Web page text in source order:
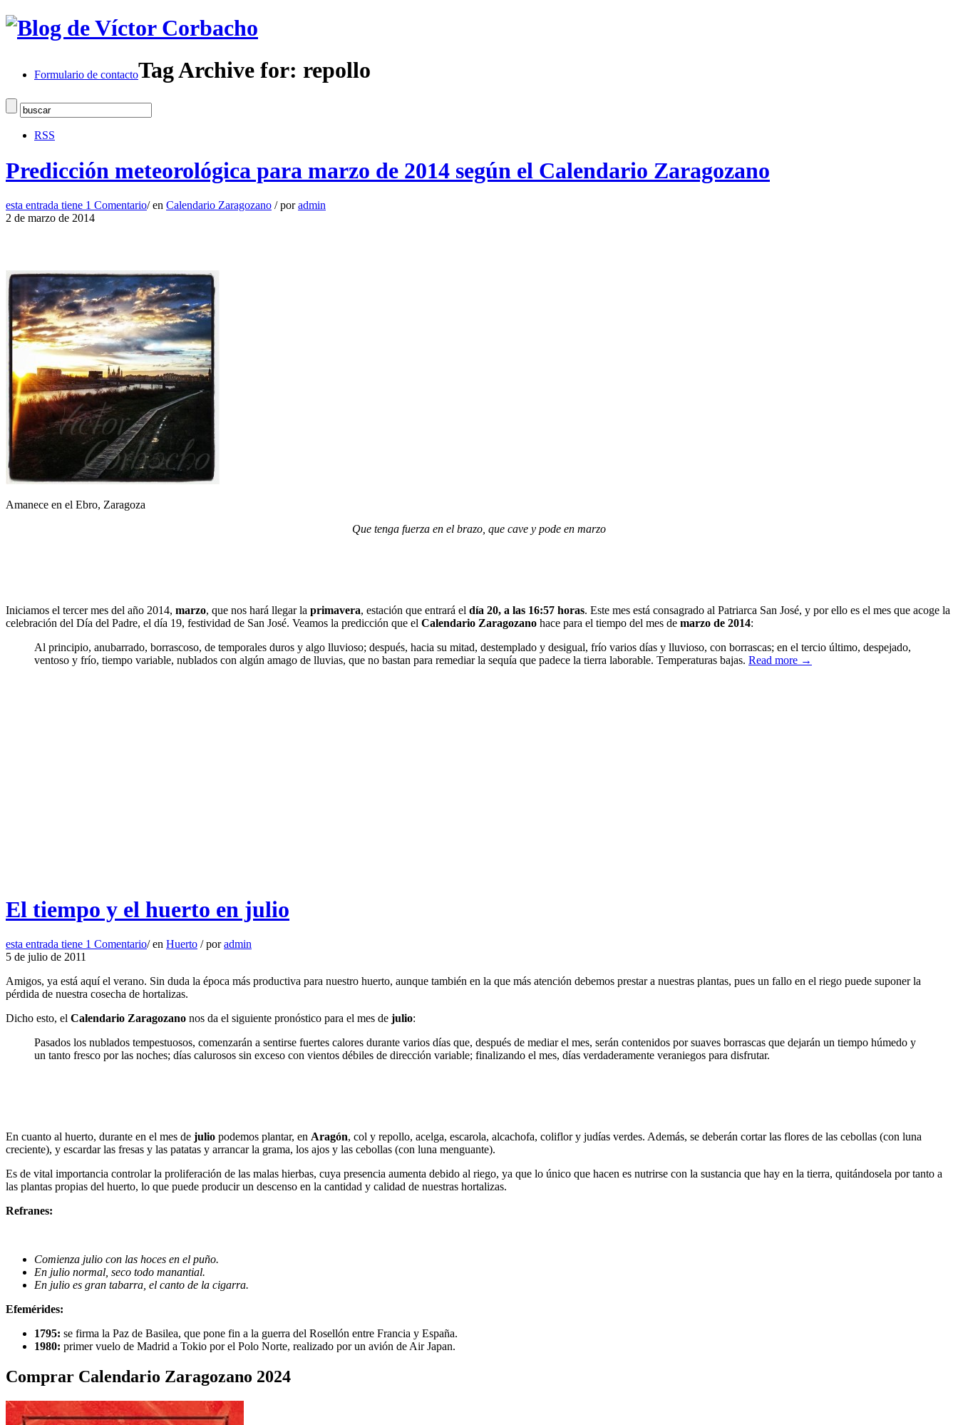
Formulario de contactoTag Archive for: repollo
RSS
Predicción meteorológica para marzo de 2014 según el Calendario Zaragozano
esta entrada tiene 1 Comentario/ en Calendario Zaragozano / poradmin
2 de marzo de 2014
Amanece en el Ebro, Zaragoza
Que tenga fuerza en el brazo, que cave y pode en marzo
Iniciamos el tercer mes del año 2014, marzo, que nos hará llegar la primavera, estación que entrará el día 20, a las 16:57 horas. Este mes está consagrado al Patriarca San José, y por ello es el mes que acoge la
celebración del Día del Padre, el día 19, festividad de San José. Veamos la predicción que el Calendario Zaragozano hace para el tiempo del mes de marzo de 2014:
Al principio, anubarrado, borrascoso, de temporales duros y algo lluvioso; después, hacia su mitad, destemplado y desigual, frío varios días y lluvioso, con borrascas; en el tercio último, despejado,
ventoso y frío, tiempo variable, nublados con algún amago de lluvias, que no bastan para remediar la sequía que padece la tierra laborable. Temperaturas bajas. Read more →
El tiempo y el huerto en julio
esta entrada tiene 1 Comentario/ en Huerto / poradmin
5 de julio de 2011
Amigos, ya está aquí el verano. Sin duda la época más productiva para nuestro huerto, aunque también en la que más atención debemos prestar a nuestras plantas, pues un fallo en el riego puede suponer la
pérdida de nuestra cosecha de hortalizas.
Dicho esto, el Calendario Zaragozano nos da el siguiente pronóstico para el mes de julio:
Pasados los nublados tempestuosos, comenzarán a sentirse fuertes calores durante varios días que, después de mediar el mes, serán contenidos por suaves borrascas que dejarán un tiempo húmedo y
un tanto fresco por las noches; días calurosos sin exceso con vientos débiles de dirección variable; finalizando el mes, días verdaderamente veraniegos para disfrutar.
En cuanto al huerto, durante en el mes de julio podemos plantar, en Aragón, col y repollo, acelga, escarola, alcachofa, coliflor y judías verdes. Además, se deberán cortar las flores de las cebollas (con luna
creciente), y escardar las fresas y las patatas y arrancar la grama, los ajos y las cebollas (con luna menguante).
Es de vital importancia controlar la proliferación de las malas hierbas, cuya presencia aumenta debido al riego, ya que lo único que hacen es nutrirse con la sustancia que hay en la tierra, quitándosela por tanto a
las plantas propias del huerto, lo que puede producir un descenso en la cantidad y calidad de nuestras hortalizas.
Refranes:
Comienza julio con las hoces en el puño.
En julio normal, seco todo manantial.
En julio es gran tabarra, el canto de la cigarra.
Efemérides:
1795: se firma la Paz de Basilea, que pone fin a la guerra del Rosellón entre Francia y España.
1980: primer vuelo de Madrid a Tokio por el Polo Norte, realizado por un avión de Air Japan.
Comprar Calendario Zaragozano 2024